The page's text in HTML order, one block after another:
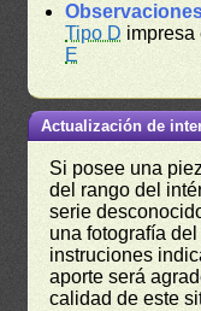
Tipo D impresa
E
Actualización de
Si posee una
del rango del
serie
una fotografía
instruciones
aporte será
calidad de este